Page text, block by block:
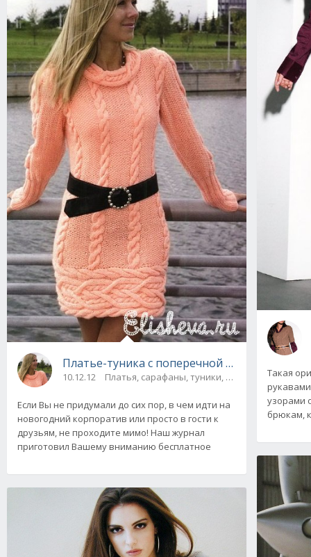
Платье-туника с поперечной каймой
10.12.12 Платья, сарафаны, туники, юбки
Если Вы не придумали до сих пор, в чем идти на
новогодний корпоратив или просто в гости к
друзьям, не проходите мимо! Наш журнал
приготовил Вашему вниманию бесплатное
Такая
узорами
брюкам,